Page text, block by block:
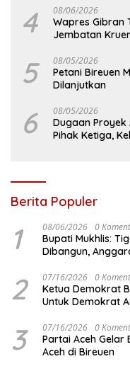
4 08/06/2026
Wapres Gibran
Jembatan
5 08/05/2026
Petani Bireuen
Dilanjutkan
6 08/05/2026
Dugaan Proyek
Pihak Ketiga,
Berita Populer
1 08/06/2026 0
Bupati Mukhlis:
Dibangun,
2 07/16/2026 0
Ketua Demokrat
Untuk Demokrat
3 07/16/2026 0
Partai Aceh Gelar
Aceh di Bireuen